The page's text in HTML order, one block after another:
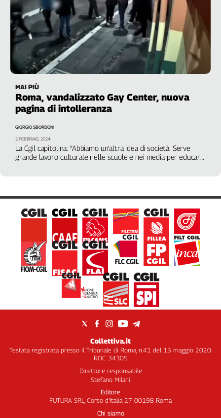
Marche
Piemonte
Puglia
Sardegna
Toscana
Umbria
Valle
Veneto
Archivio
Storico
Cerca
Contatti
La
Newsletter
MAI PIÙ
Roma, vandalizzato Gay Center, nuova
pagina di intolleranza
La Cgil capitolina: “Abbiamo un’altra idea di società. Serve
grande lavoro culturale nelle scuole e nei media per educare
GIORGIO SBORDONI
2 FEBBRAIO, 2024
Collettiva.it
Testata registrata presso il Tribunale di Roma, n.41 del 13 maggio 2020.
ROC 34305
Direttore responsabile
Stefano Milani
Editore
FUTURA SRL, Corso d’Italia 27 00198 Roma
Chi siamo